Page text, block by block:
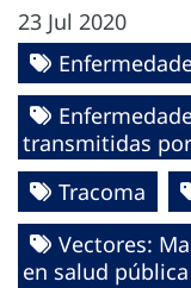
23 Jul 2020
transmitidas
Tracoma
Vectores:
en salud pública